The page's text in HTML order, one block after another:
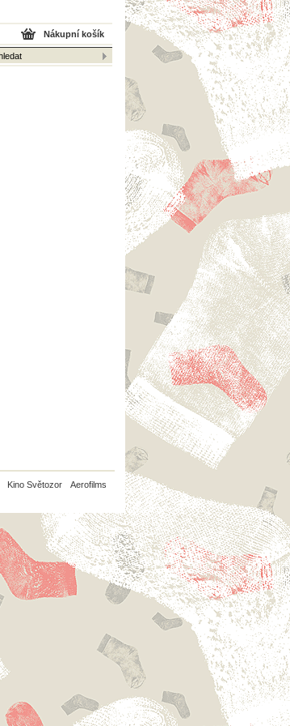
Nákupní košík
Kino Světozor Aerofilms